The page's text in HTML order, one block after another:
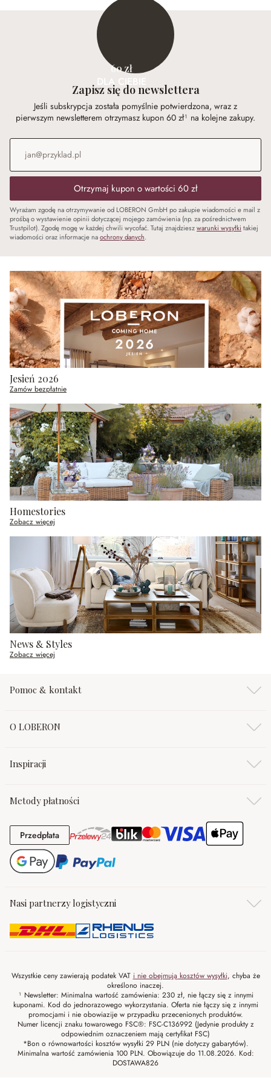
60 zł
DLA CIEBIE
Zapisz się do newslettera
Jeśli subskrypcja została pomyślnie potwierdzona, wraz z
pierwszym newsletterem otrzymasz kupon 60 zł¹ na kolejne zakupy.
Adres e-mail
Otrzymaj kupon o wartości 60 zł
Wyrażam zgodę na otrzymywanie od LOBERON GmbH po zakupie wiadomości e mail z
prośbą o wystawienie opinii dotyczącej mojego zamówienia (np. za pośrednictwem
Trustpilot). Zgodę mogę w każdej chwili wycofać. Tutaj znajdzieszwarunki wysyłki takiej
wiadomości oraz informacje naochrony danych.
Jesień 2026
Zamów bezpłatnie
Homestories
Zobacz więcej
News & Styles
Zobacz więcej
Pomoc & kontakt
O LOBERON
Inspiracji
Metody płatności
PrzedpłataPrzedpłata
Nasi partnerzy logistyczni
Wszystkie ceny zawierają podatek VAT i nie obejmują kosztów wysyłki, chyba że
określono inaczej.
¹ Newsletter: Minimalna wartość zamówienia: 230 zł, nie łączy się z innymi
kuponami. Kod do jednorazowego wykorzystania. Oferta nie łączy się z innymi
promocjami i nie obowiazije w przypadku przecenionych produktów.
Numer licencji znaku towarowego FSC®: FSC-C136992 (Jedynie produkty z
odpowiednim oznaczeniem mają certyfikat FSC)
*Bon o równowartości kosztów wysyłki 29 PLN (nie dotyczy gabarytów).
Minimalna wartość zamówienia 100 PLN. Obowiązuje do 11.08.2026. Kod:
DOSTAWA826